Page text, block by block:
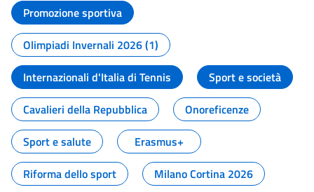
Promozione sportiva
Olimpiadi Invernali 2026 (1)
Internazionali d'Italia di Tennis
Sport e società
Cavalieri della Repubblica
Onoreficenze
Sport e salute
Erasmus+
Riforma dello sport
Milano Cortina 2026